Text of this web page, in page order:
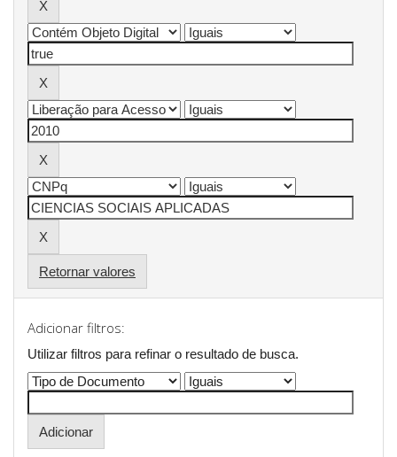
Retornar valores
Adicionar filtros:
Utilizar filtros para refinar o resultado de busca.